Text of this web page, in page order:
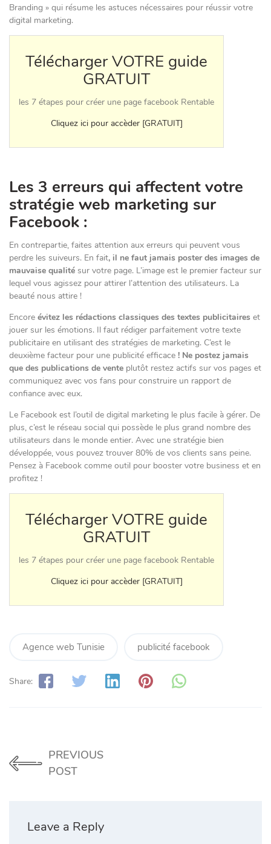
Branding » qui résume les astuces nécessaires pour réussir votre
digital marketing.
Télécharger VOTRE guide
GRATUIT
les 7 étapes pour créer une page facebook Rentable
Cliquez ici pour accèder [GRATUIT]
Les 3 erreurs qui affectent votre
stratégie web marketing sur
Facebook :
En contrepartie, faites attention aux erreurs qui peuvent vous
perdre les suiveurs. En fait, il ne faut jamais poster des images de
mauvaise qualité sur votre page. L’image est le premier facteur sur
lequel vous agissez pour attirer l’attention des utilisateurs. La
beauté nous attire !
Encore évitez les rédactions classiques des textes publicitaires et
jouer sur les émotions. Il faut rédiger parfaitement votre texte
publicitaire en utilisant des stratégies de marketing. C’est le
deuxième facteur pour une publicité efficace ! Ne postez jamais
que des publications de vente plutôt restez actifs sur vos pages et
communiquez avec vos fans pour construire un rapport de
confiance avec eux.
Le Facebook est l’outil de digital marketing le plus facile à gérer. De
plus, c’est le réseau social qui possède le plus grand nombre des
utilisateurs dans le monde entier. Avec une stratégie bien
développée, vous pouvez trouver 80% de vos clients sans peine.
Pensez à Facebook comme outil pour booster votre business et en
profitez !
Télécharger VOTRE guide
GRATUIT
les 7 étapes pour créer une page facebook Rentable
Cliquez ici pour accèder [GRATUIT]
Agence web Tunisie publicité facebook
Share:
PREVIOUS
POST
Leave a Reply